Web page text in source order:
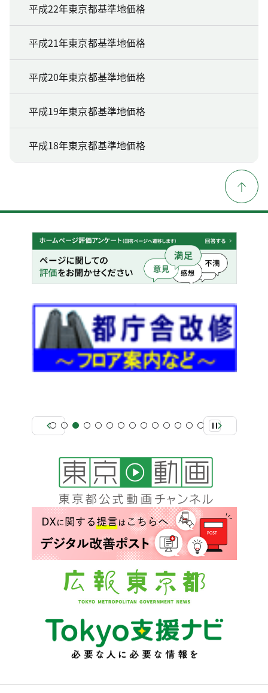
平成22年東京都基準地価格
平成21年東京都基準地価格
平成20年東京都基準地価格
平成19年東京都基準地価格
平成18年東京都基準地価格